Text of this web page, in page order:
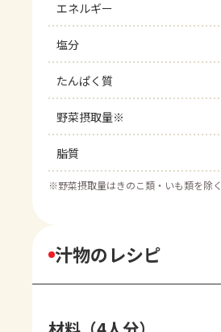
エネルギー
塩分
たんぱく質
野菜摂取量※
脂質
※野菜摂取量はきのこ類・いも類を除く
汁物のレシピ